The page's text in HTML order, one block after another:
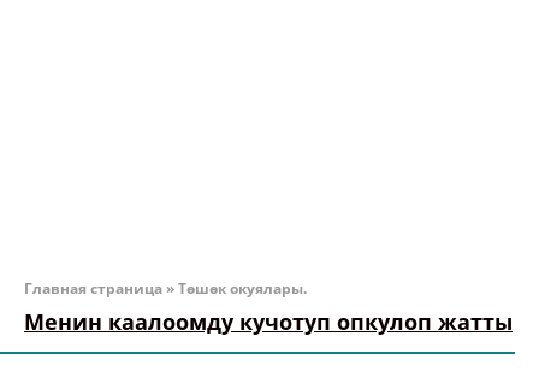
Главная страница »Төшөк окуялары.
Менин каалоомду кучотуп опкулоп жатты